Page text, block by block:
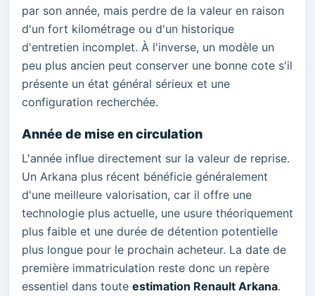
par son année, mais perdre de la valeur en raison
d'un fort kilométrage ou d'un historique
d'entretien incomplet. À l'inverse, un modèle un
peu plus ancien peut conserver une bonne cote s'il
présente un état général sérieux et une
configuration recherchée.
Année de mise en circulation
L'année influe directement sur la valeur de reprise.
Un Arkana plus récent bénéficie généralement
d'une meilleure valorisation, car il offre une
technologie plus actuelle, une usure théoriquement
plus faible et une durée de détention potentielle
plus longue pour le prochain acheteur. La date de
première immatriculation reste donc un repère
essentiel dans toute estimation Renault Arkana.